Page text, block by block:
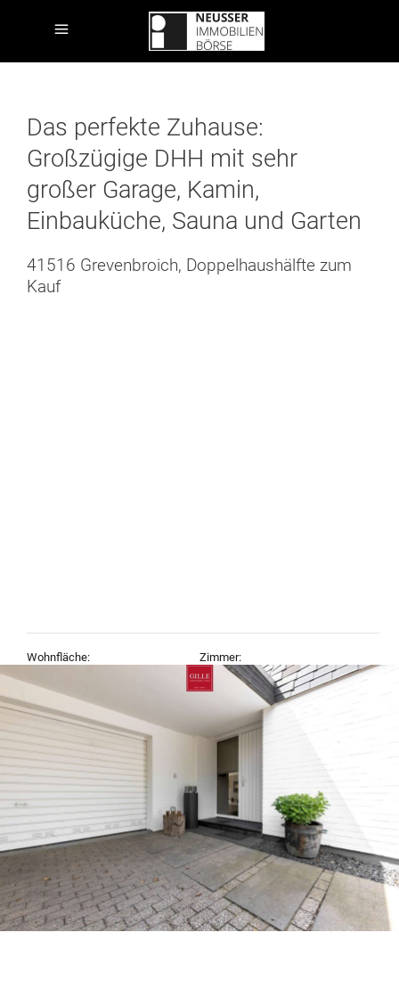
Das perfekte Zuhause:
Großzügige DHH mit sehr
großer Garage, Kamin,
Einbauküche, Sauna und Garten
41516 Grevenbroich, Doppelhaushälfte zum
Kauf
Wohnfläche:
Zimmer:
5
Objekt-Typ:
Doppelhaushälfte, Haus
1976